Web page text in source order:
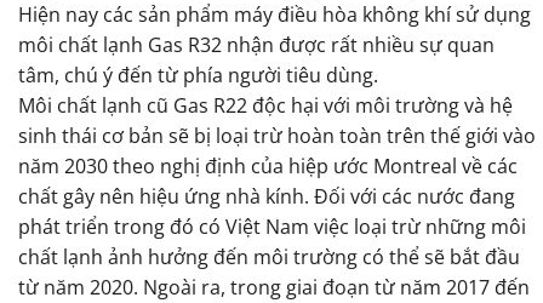
Hiện nay các sản phẩm máy điều hòa không khí sử dụng
môi chất lạnh Gas R32 nhận được rất nhiều sự quan
tâm, chú ý đến từ phía người tiêu dùng.
Môi chất lạnh cũ Gas R22 độc hại với môi trường và hệ
sinh thái cơ bản sẽ bị loại trừ hoàn toàn trên thế giới vào
năm 2030 theo nghị định của hiệp ước Montreal về các
chất gây nên hiệu ứng nhà kính. Đối với các nước đang
phát triển trong đó có Việt Nam việc loại trừ những môi
chất lạnh ảnh hưởng đến môi trường có thể sẽ bắt đầu
từ năm 2020. Ngoài ra, trong giai đoạn từ năm 2017 đến